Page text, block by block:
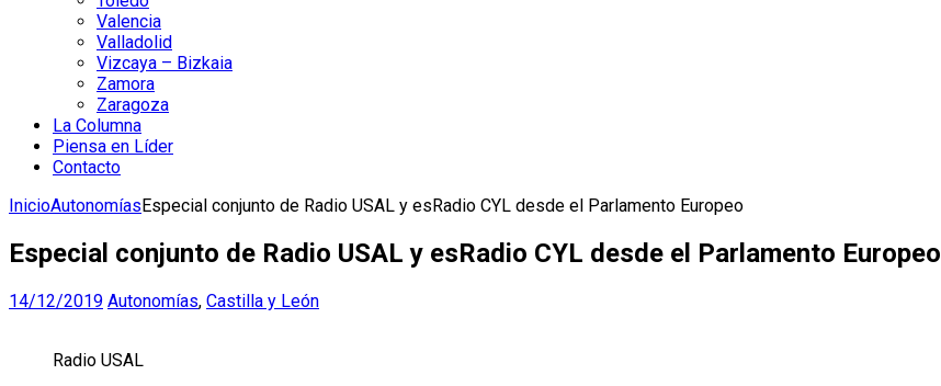
Valencia
Valladolid
Vizcaya – Bizkaia
Zamora
Zaragoza
La Columna
Piensa en Líder
Contacto
InicioAutonomíasEspecial conjunto de Radio USAL y esRadio CYL desde el Parlamento Europeo
Especial conjunto de Radio USAL y esRadio CYL desde el Parlamento Europeo
14/12/2019 Autonomías, Castilla y León
Radio USAL